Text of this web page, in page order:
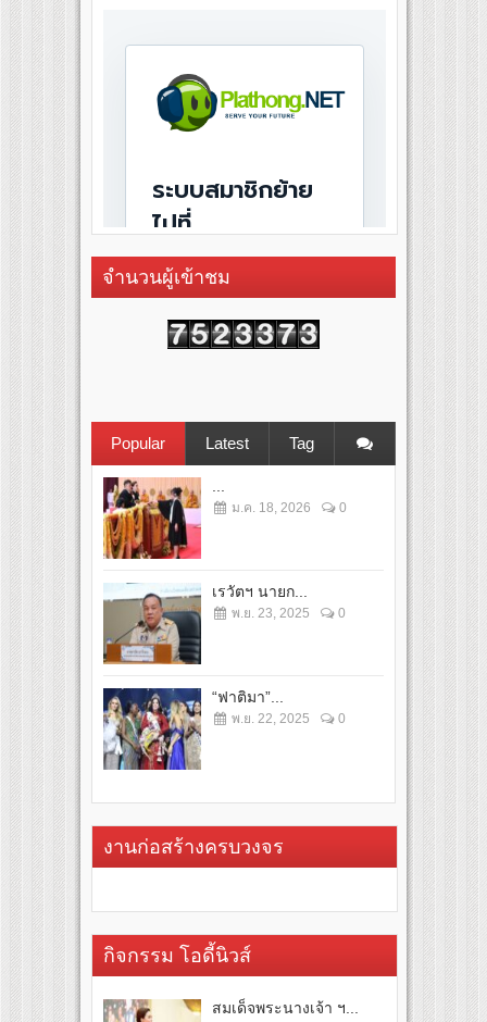
จำนวนผู้เข้าชม
Popular Latest Tag
ม.ค. 18, 2026 0
เรวัตฯ นายก...
พ.ย. 23, 2025 0
“ฟาติมา”...
พ.ย. 22, 2025 0
งานก่อสร้างครบวงจร
กิจกรรม โอดี้นิวส์
สมเด็จพระนางเจ้า ฯ...